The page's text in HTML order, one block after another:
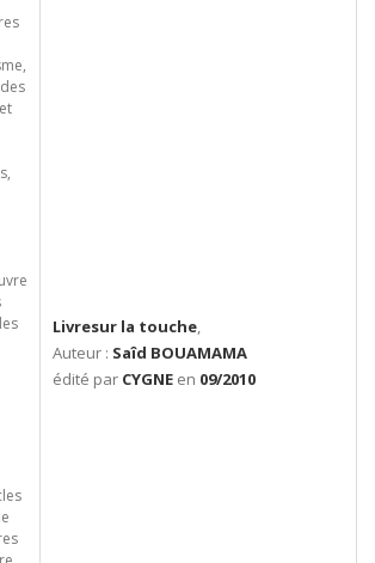
Livresur la touche,
Auteur : Saîd BOUAMAMA
édité par CYGNE en 09/2010